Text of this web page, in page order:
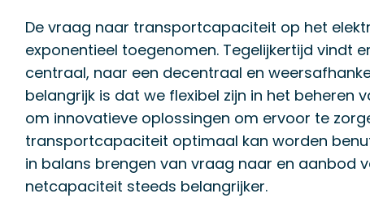
De vraag naar transportcapaciteit op het
exponentieel toegenomen. Tegelijkertijd vindt
centraal, naar een decentraal en
belangrijk is dat we flexibel zijn in het beheren
om innovatieve oplossingen om ervoor te
transportcapaciteit optimaal kan worden
in balans brengen van vraag naar en aanbod
netcapaciteit steeds belangrijker.